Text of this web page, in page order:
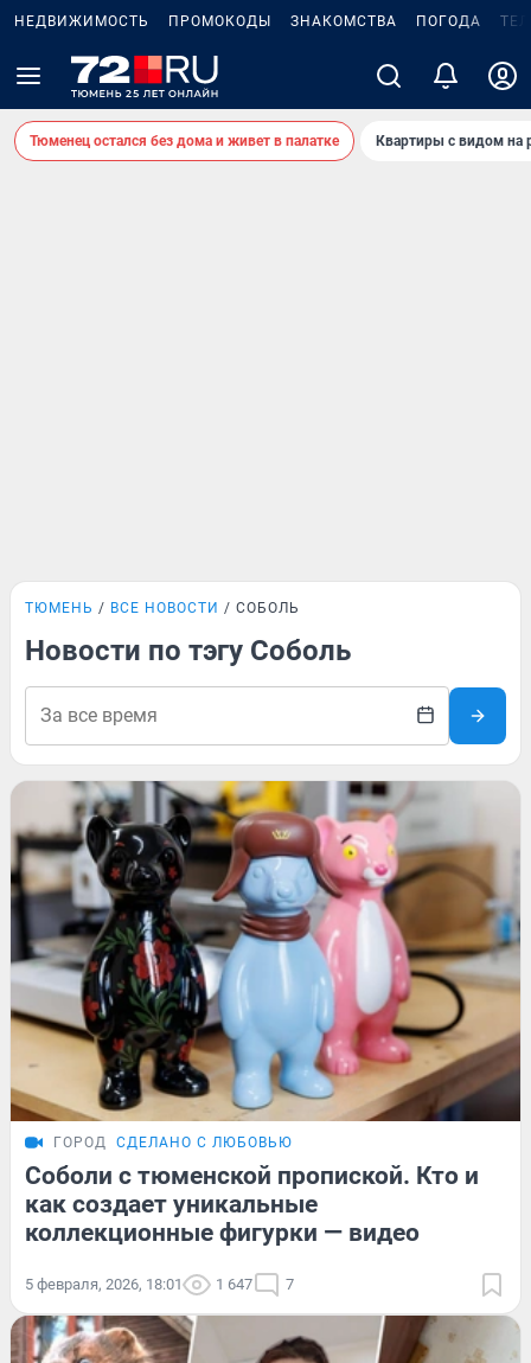
НЕДВИЖИМОСТЬ ПРОМОКОДЫ ЗНАКОМСТВА ПОГОДА
Тюменец остался без дома и живет в палатке Квартиры с видом на
ТЮМЕНЬ ВСЕ НОВОСТИ СОБОЛЬ
Новости по тэгу Соболь
ГОРОД СДЕЛАНО С ЛЮБОВЬЮ
Соболи с тюменской пропиской. Кто и
как создает уникальные
коллекционные фигурки — видео
5 февраля, 2026, 18:01 1 647 7